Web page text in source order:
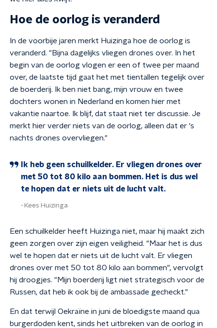
Hoe de oorlog is veranderd
In de voorbije jaren merkt Huizinga hoe de oorlog is
veranderd. "Bijna dagelijks vliegen drones over. In het
begin van de oorlog vlogen er een of twee per maand
over, de laatste tijd gaat het met tientallen tegelijk over
de boerderij. Ik ben niet bang, mijn vrouw en twee
dochters wonen in Nederland en komen hier met
vakantie naartoe. Ik blijf, dat staat niet ter discussie. Je
merkt hier verder niets van de oorlog, alleen dat er 's
nachts drones overvliegen."
Ik heb geen schuilkelder. Er vliegen drones over
met 50 tot 80 kilo aan bommen. Het is dus wel
te hopen dat er niets uit de lucht valt.
Kees Huizinga
Een schuilkelder heeft Huizinga niet, maar hij maakt zich
geen zorgen over zijn eigen veiligheid. "Maar het is dus
wel te hopen dat er niets uit de lucht valt. Er vliegen
drones over met 50 tot 80 kilo aan bommen", vervolgt
hij droogjes. "Mijn boerderij ligt niet strategisch voor de
Russen, dat heb ik ook bij de ambassade gecheckt."
En dat terwijl Oekraïne in juni de bloedigste maand qua
burgerdoden kent, sinds het uitbreken van de oorlog in